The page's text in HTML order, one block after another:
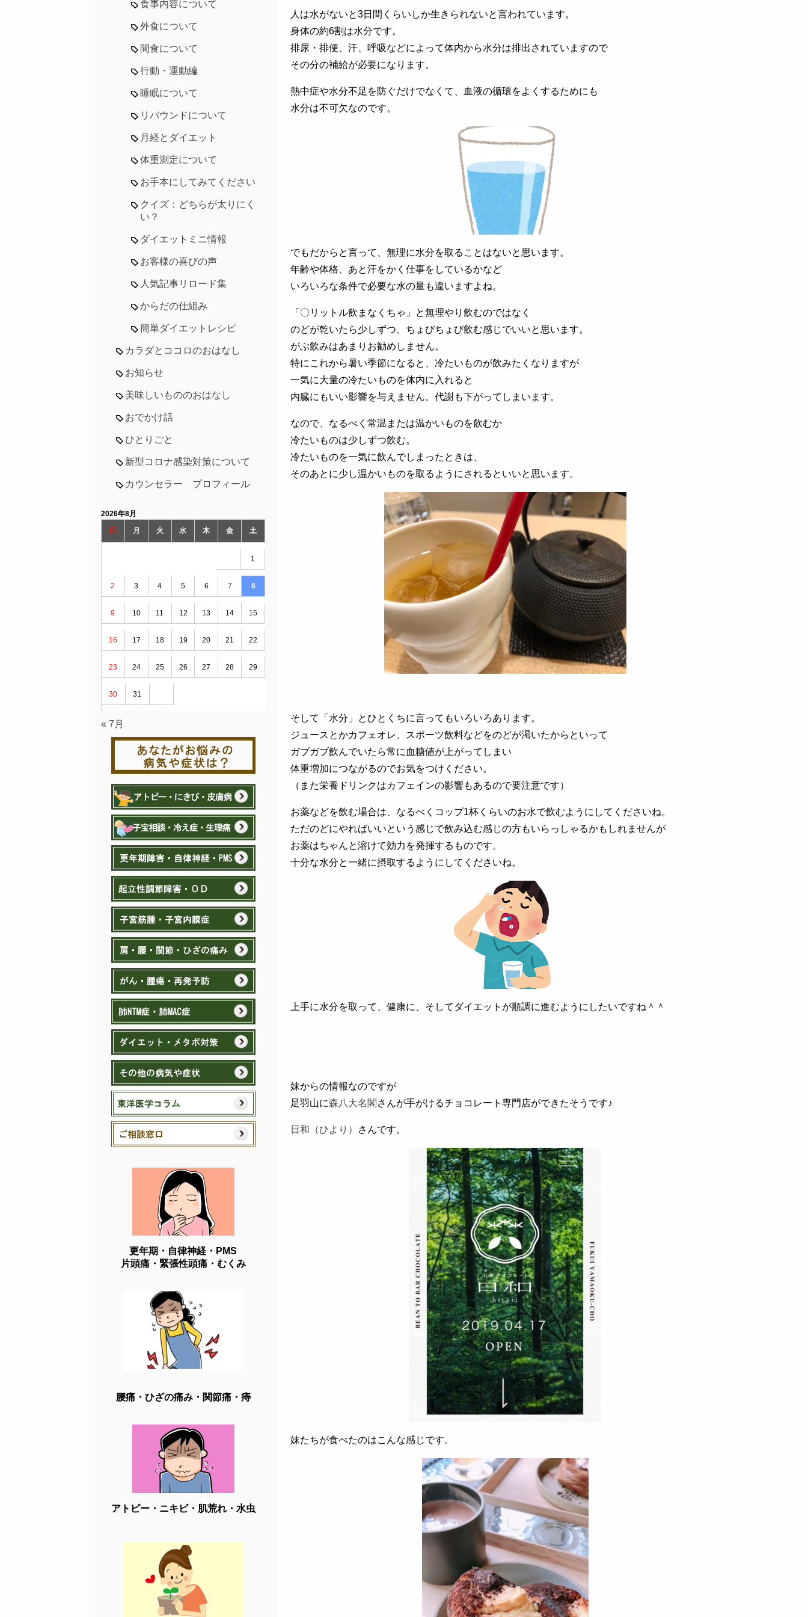
人は水がないと3日間くらいしか生きられないと言われています。
身体の約6割は水分です。
排尿・排便、汗、呼吸などによって体内から水分は排出されていますので
その分の補給が必要になります。
熱中症や水分不足を防ぐだけでなくて、血液の循環をよくするためにも
水分は不可欠なのです。
でもだからと言って、無理に水分を取ることはないと思います。
年齢や体格、あと汗をかく仕事をしているかなど
いろいろな条件で必要な水の量も違いますよね。
「〇リットル飲まなくちゃ」と無理やり飲むのではなく
のどが乾いたら少しずつ、ちょびちょび飲む感じでいいと思います。
がぶ飲みはあまりお勧めしません。
特にこれから暑い季節になると、冷たいものが飲みたくなりますが
一気に大量の冷たいものを体内に入れると
内臓にもいい影響を与えません。代謝も下がってしまいます。
なので、なるべく常温または温かいものを飲むか
冷たいものは少しずつ飲む。
冷たいものを一気に飲んでしまったときは、
そのあとに少し温かいものを取るようにされるといいと思います。
そして「水分」とひとくちに言ってもいろいろあります。
ジュースとかカフェオレ、スポーツ飲料などをのどが渇いたからといって
ガブガブ飲んでいたら常に血糖値が上がってしまい
体重増加につながるのでお気をつけください。
（また栄養ドリンクはカフェインの影響もあるので要注意です）
お薬などを飲む場合は、なるべくコップ1杯くらいのお水で飲むようにしてくださいね。
ただのどにやればいいという感じで飲み込む感じの方もいらっしゃるかもしれませんが
お薬はちゃんと溶けて効力を発揮するものです。
十分な水分と一緒に摂取するようにしてくださいね。
上手に水分を取って、健康に、そしてダイエットが順調に進むようにしたいですね＾＾
妹からの情報なのですが
足羽山に森八大名閣 さんが手がけるチョコレート専門店ができたそうです♪
日和（ひより） さんです。
妹たちが食べたのはこんな感じです。
食事内容について
外食について
間食について
行動・運動編
睡眠について
リバウンドについて
月経とダイエット
体重測定について
お手本にしてみてください
クイズ：どちらが太りにく
い？
ダイエットミニ情報
お客様の喜びの声
人気記事リロード集
からだの仕組み
簡単ダイエットレシピ
カラダとココロのおはなし
お知らせ
美味しいもののおはなし
おでかけ話
ひとりごと
新型コロナ感染対策について
カウンセラー プロフィール
2026年8月
日
月 火 水 木 金 土
1
2 3 4 5 6 7 8
9 10 11 12 13 14 15
16 17 18 19 20 21 22
23 24 25 26 27 28 29
30 31
« 7月
更年期・自律神経・PMS
片頭痛・緊張性頭痛・むくみ
腰痛・ひざの痛み・関節痛・痔
アトピー・ニキビ・肌荒れ・水虫